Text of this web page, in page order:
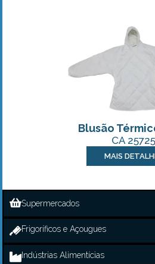
Blusão
CA 25725
MAIS
Supermercados
Frigoríficos e Açougues
Indústrias Alimentícias